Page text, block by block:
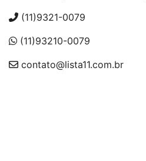
(11)9321-0079
(11)93210-0079
contato@lista11.com.br